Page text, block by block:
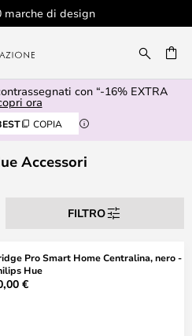
marche di design
con “-16% EXTRA
ora
COPIA
Accessori
FILTRO
Pro Smart Home Centralina, nero -
Hue
€